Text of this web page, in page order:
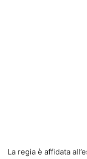
La regia è affidata